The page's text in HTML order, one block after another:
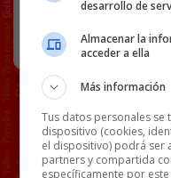
RANDOM 4 MAYO, 2025
desarrollo de
Almacenar la
acceder a ella
Más información
Tus datos personales se
dispositivo (cookies,
el dispositivo) podrá ser
partners y compartida
específicamente por